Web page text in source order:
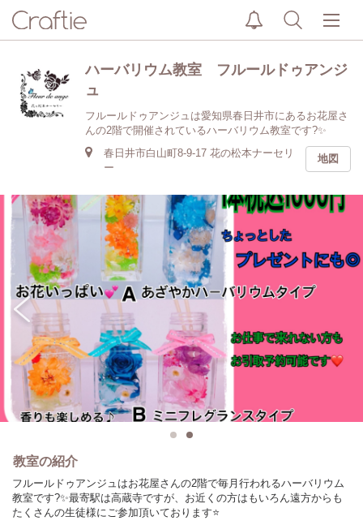
ハーバリウム教室 フルールドゥアンジ
ュ
フルールドゥアンジュは愛知県春日井市にあるお花屋さ
んの2階で開催されているハーバリウム教室です?✨
春日井市白山町8-9-17 花の松本ナーセリ
ー
地図
教室の紹介
フルールドゥアンジュはお花屋さんの2階で毎月行われるハーバリウム
教室です?✨最寄駅は高蔵寺ですが、お近くの方はもいろん遠方からも
たくさんの生徒様にご参加頂いております⭐️